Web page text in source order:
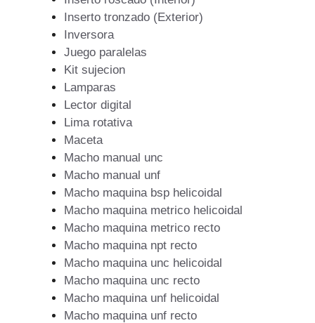
Inserto tronzado (Exterior)
Inversora
Juego paralelas
Kit sujecion
Lamparas
Lector digital
Lima rotativa
Maceta
Macho manual unc
Macho manual unf
Macho maquina bsp helicoidal
Macho maquina metrico helicoidal
Macho maquina metrico recto
Macho maquina npt recto
Macho maquina unc helicoidal
Macho maquina unc recto
Macho maquina unf helicoidal
Macho maquina unf recto